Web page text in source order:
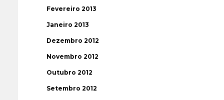
Fevereiro 2013
Janeiro 2013
Dezembro 2012
Novembro 2012
Outubro 2012
Setembro 2012